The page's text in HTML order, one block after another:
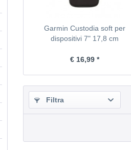
Garmin Custodia soft per
dispositivi 7" 17,8 cm
€ 16,99 *
Filtra